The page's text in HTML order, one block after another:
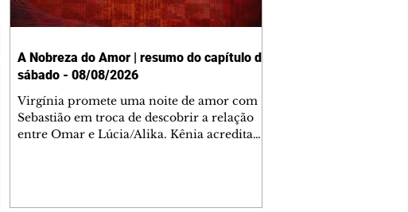
A Nobreza do Amor | resumo do capítulo de
sábado - 08/08/2026
Virgínia promete uma noite de amor com
Sebastião em troca de descobrir a relação
entre Omar e Lúcia/Alika. Kênia acredita